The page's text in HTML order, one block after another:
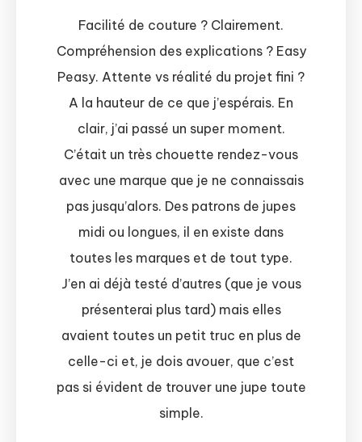
Facilité de couture ? Clairement.
Compréhension des explications ? Easy
Peasy. Attente vs réalité du projet fini ?
A la hauteur de ce que j’espérais. En
clair, j’ai passé un super moment.
C’était un très chouette rendez-vous
avec une marque que je ne connaissais
pas jusqu’alors. Des patrons de jupes
midi ou longues, il en existe dans
toutes les marques et de tout type.
J’en ai déjà testé d’autres (que je vous
présenterai plus tard) mais elles
avaient toutes un petit truc en plus de
celle-ci et, je dois avouer, que c’est
pas si évident de trouver une jupe toute
simple.